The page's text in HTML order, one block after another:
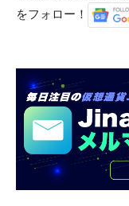
をフォロー！